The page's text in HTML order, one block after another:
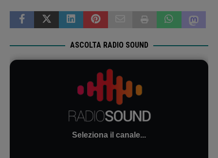
ASCOLTA RADIO SOUND
Seleziona il canale...